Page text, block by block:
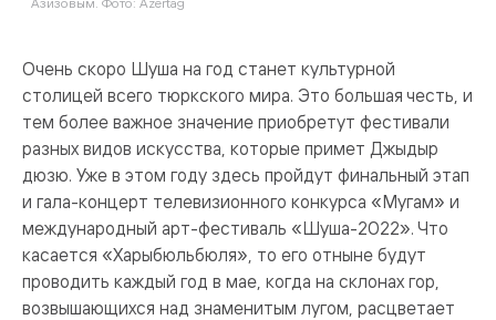
Очень скоро Шуша на год станет культурной
столицей всего тюркского мира. Это большая честь, и
тем более важное значение приобретут фестивали
разных видов искусства, которые примет Джыдыр
дюзю. Уже в этом году здесь пройдут финальный этап
и гала-концерт телевизионного конкурса «Мугам» и
международный арт-фестиваль «Шуша-2022». Что
касается «Харыбюльбюля», то его отныне будут
проводить каждый год в мае, когда на склонах гор,
возвышающихся над знаменитым лугом, расцветает